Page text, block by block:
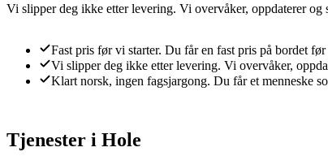
Vi slipper deg ikke etter levering. Vi overvåker, oppdaterer
Fast pris før vi starter. Du får en fast pris på bordet
Vi slipper deg ikke etter levering. Vi overvåker,
Klart norsk, ingen fagsjargong. Du får et menneske
Tjenester i Hole